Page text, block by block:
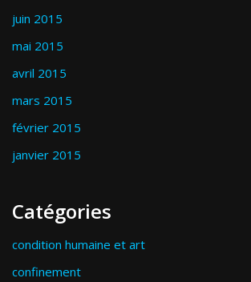
juin 2015
mai 2015
avril 2015
mars 2015
février 2015
janvier 2015
Catégories
condition humaine et art
confinement